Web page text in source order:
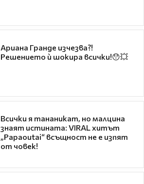
Ариана Гранде изчезва?!
Решението ѝ шокира всички!😯💥
Всички я тананикат, но малцина
знаят истината: VIRAL хитът
„Papaoutai“ всъщност не е изпят
от човек!